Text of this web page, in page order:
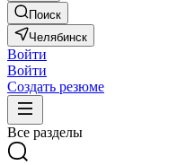
Поиск
Челябинск
Войти
Войти
Создать резюме
Все разделы